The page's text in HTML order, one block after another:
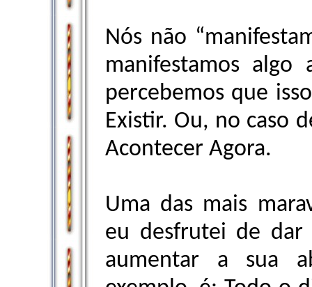
Nós não
manifestamos
percebemos que
Existir. Ou, no caso
Acontecer Agora.
Uma das mais
eu desfrutei de dar
aumentar a sua